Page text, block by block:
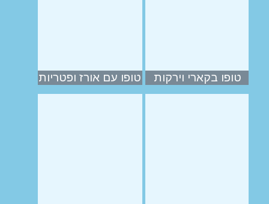
טופו בקארי וירקות טופו עם אורז ופטריות